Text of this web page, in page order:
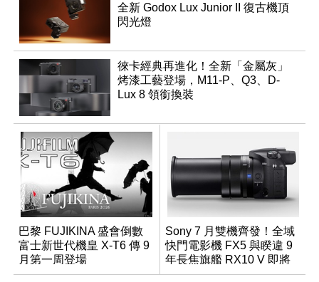
全新 Godox Lux Junior II 復古機頂
閃光燈
徠卡經典再進化！全新「金屬灰」
烤漆工藝登場，M11-P、Q3、D-
Lux 8 領銜換裝
巴黎 FUJIKINA 盛會倒數
富士新世代機皇 X-T6 傳 9
月第一周登場
Sony 7 月雙機齊發！全域
快門電影機 FX5 與睽違 9
年長焦旗艦 RX10 V 即將
登場